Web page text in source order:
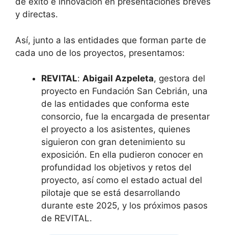
y directas.
Así, junto a las entidades que forman parte de
cada uno de los proyectos, presentamos:
REVITAL: Abigail Azpeleta, gestora del
proyecto en Fundación San Cebrián, una
de las entidades que conforma este
consorcio, fue la encargada de presentar
el proyecto a los asistentes, quienes
siguieron con gran detenimiento su
exposición. En ella pudieron conocer en
profundidad los objetivos y retos del
proyecto, así como el estado actual del
pilotaje que se está desarrollando
durante este 2025, y los próximos pasos
de REVITAL.